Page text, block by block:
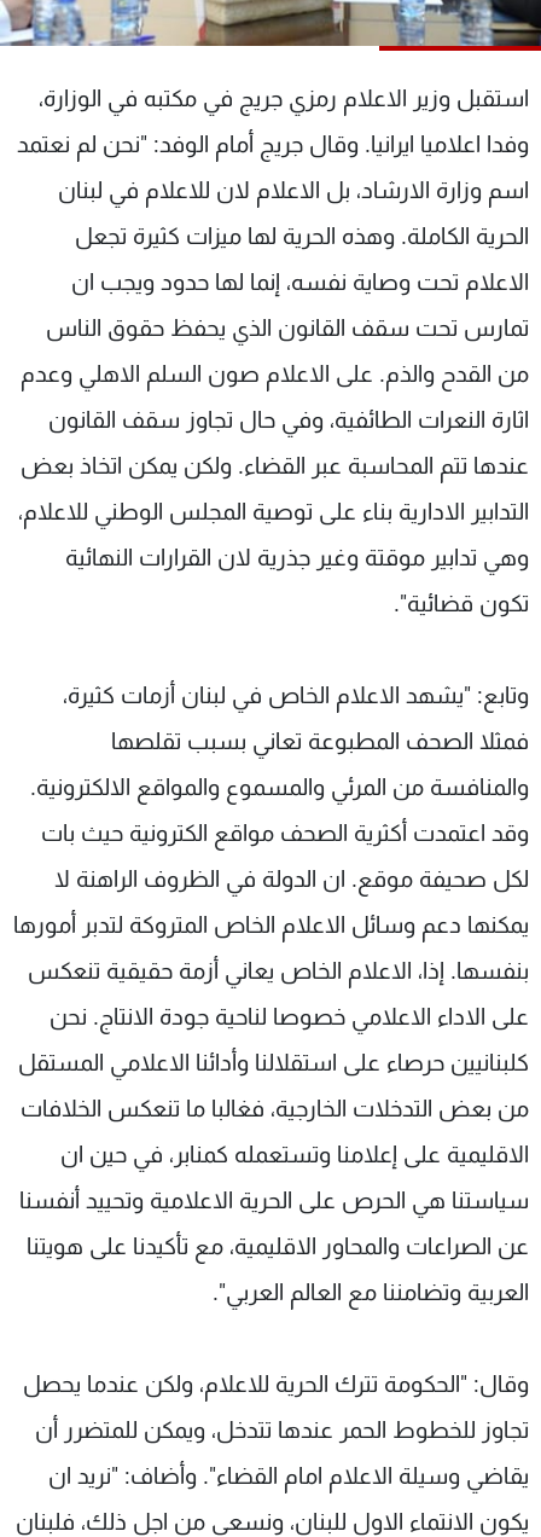
استقبل وزير الاعلام رمزي جريج في مكتبه في الوزارة،
وفدا اعلاميا ايرانيا. وقال جريج أمام الوفد: "نحن لم نعتمد
اسم وزارة الارشاد، بل الاعلام لان للاعلام في لبنان
الحرية الكاملة. وهذه الحرية لها ميزات كثيرة تجعل
الاعلام تحت وصاية نفسه، إنما لها حدود ويجب ان
تمارس تحت سقف القانون الذي يحفظ حقوق الناس
من القدح والذم. على الاعلام صون السلم الاهلي وعدم
اثارة النعرات الطائفية، وفي حال تجاوز سقف القانون
عندها تتم المحاسبة عبر القضاء. ولكن يمكن اتخاذ بعض
التدابير الادارية بناء على توصية المجلس الوطني للاعلام،
وهي تدابير موقتة وغير جذرية لان القرارات النهائية
تكون قضائية".
وتابع: "يشهد الاعلام الخاص في لبنان أزمات كثيرة،
فمثلا الصحف المطبوعة تعاني بسبب تقلصها
والمنافسة من المرئي والمسموع والمواقع الالكترونية.
وقد اعتمدت أكثرية الصحف مواقع الكترونية حيث بات
لكل صحيفة موقع. ان الدولة في الظروف الراهنة لا
يمكنها دعم وسائل الاعلام الخاص المتروكة لتدبر أمورها
بنفسها. إذا، الاعلام الخاص يعاني أزمة حقيقية تنعكس
على الاداء الاعلامي خصوصا لناحية جودة الانتاج. نحن
كلبنانيين حرصاء على استقلالنا وأدائنا الاعلامي المستقل
من بعض التدخلات الخارجية، فغالبا ما تنعكس الخلافات
الاقليمية على إعلامنا وتستعمله كمنابر، في حين ان
سياستنا هي الحرص على الحرية الاعلامية وتحييد أنفسنا
عن الصراعات والمحاور الاقليمية، مع تأكيدنا على هويتنا
العربية وتضامننا مع العالم العربي".
وقال: "الحكومة تترك الحرية للاعلام، ولكن عندما يحصل
تجاوز للخطوط الحمر عندها تتدخل، ويمكن للمتضرر أن
يقاضي وسيلة الاعلام امام القضاء". وأضاف: "نريد ان
يكون الانتماء الاول للبنان، ونسعى من اجل ذلك، فلبنان
شاهد البرامج
عن MTV
الإنـتـاج
لاعلاناتكم
وظائف
تواصل معنا
شروط الإسـتخدام
سياسة الخصوصية